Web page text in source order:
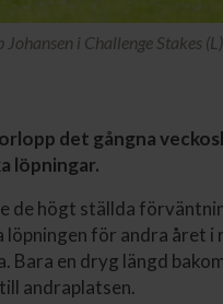
i Challenge Stakes (L).
det gångna
löpningar.
de högt ställda
för andra året i
Bara en dryg längd
andraplatsen.